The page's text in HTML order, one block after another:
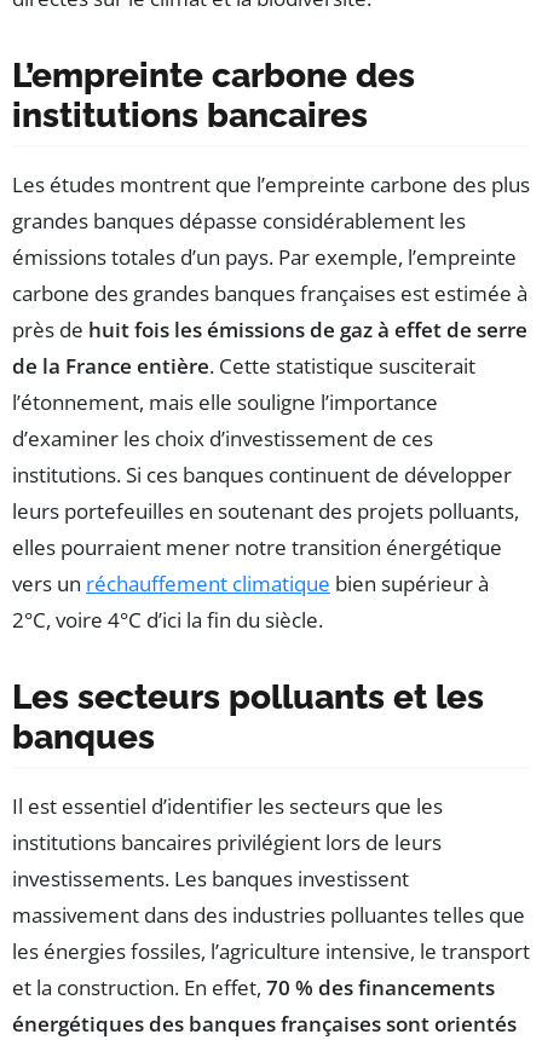
L’empreinte carbone des
institutions bancaires
Les études montrent que l’empreinte carbone des plus
grandes banques dépasse considérablement les
émissions totales d’un pays. Par exemple, l’empreinte
carbone des grandes banques françaises est estimée à
près de huit fois les émissions de gaz à effet de serre
de la France entière. Cette statistique susciterait
l’étonnement, mais elle souligne l’importance
d’examiner les choix d’investissement de ces
institutions. Si ces banques continuent de développer
leurs portefeuilles en soutenant des projets polluants,
elles pourraient mener notre transition énergétique
vers un réchauffement climatique bien supérieur à
2°C, voire 4°C d’ici la fin du siècle.
Les secteurs polluants et les
banques
Il est essentiel d’identifier les secteurs que les
institutions bancaires privilégient lors de leurs
investissements. Les banques investissent
massivement dans des industries polluantes telles que
les énergies fossiles, l’agriculture intensive, le transport
et la construction. En effet, 70 % des financements
énergétiques des banques françaises sont orientés